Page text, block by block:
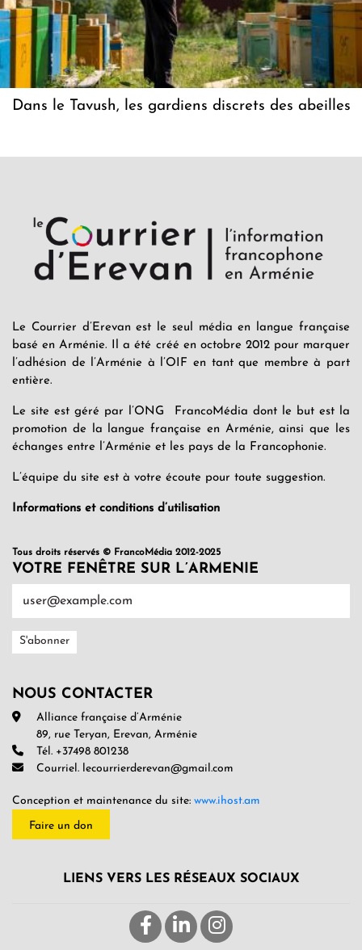
Dans le Tavush, les gardiens discrets des abeilles
Le Courrier d’Erevan est le seul média en langue française
basé en Arménie. Il a été créé en octobre 2012 pour marquer
l’adhésion de l’Arménie à l’OIF en tant que membre à part
entière.
Le site est géré par l’ONG FrancoMédia dont le but est la
promotion de la langue française en Arménie, ainsi que les
échanges entre l’Arménie et les pays de la Francophonie.
L’équipe du site est à votre écoute pour toute suggestion.
Informations et conditions d’utilisation
Tous droits réservés © FrancoMédia 2012-2025
VOTRE FENÊTRE SUR L’ARMENIE
NOUS CONTACTER
Alliance française d’Arménie
89, rue Teryan, Erevan, Arménie
Tél. +37498 801238
Courriel. lecourrierderevan@gmail.com
Conception et maintenance du site: www.ihost.am
Faire un don
LIENS VERS LES RÉSEAUX SOCIAUX